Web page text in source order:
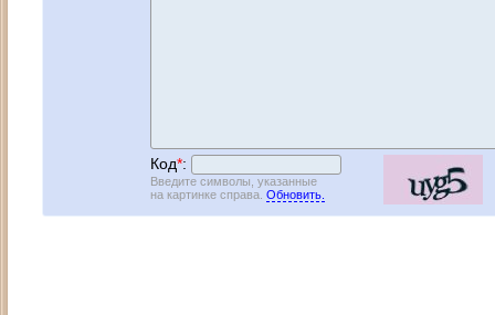
Код*:
Введите символы, указанные
на картинке справа. Обновить.